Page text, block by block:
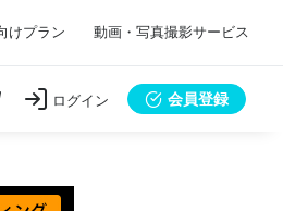
けプラン 動画・写真撮影サービス
ログイン 会員登録